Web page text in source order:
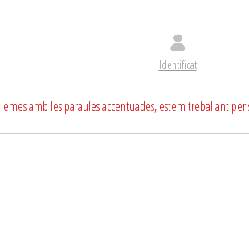
Identificat
amb les paraules accentuades, estem treballant